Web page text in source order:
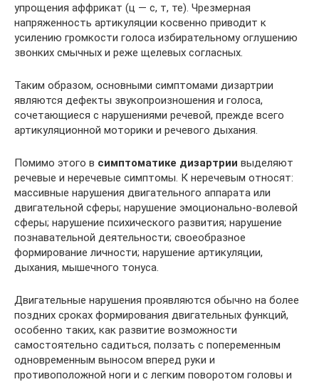
упрощения аффрикат (ц — с, т, те). Чрезмерная
напряженность артикуляции косвенно приводит к
усилению громкости голоса избирательному оглушению
звонких смычных и реже щелевых согласных.
Таким образом, основными симптомами дизартрии
являются дефекты звукопроизношения и голоса,
сочетающиеся с нарушениями речевой, прежде всего
артикуляционной моторики и речевого дыхания.
Помимо этого в симптоматике дизартрии выделяют
речевые и неречевые симптомы. К неречевым относят:
массивные нарушения двигательного аппарата или
двигательной сферы; нарушение эмоционально-волевой
сферы; нарушение психического развития; нарушение
познавательной деятельности; своеобразное
формирование личности; нарушение артикуляции,
дыхания, мышечного тонуса.
Двигательные нарушения проявляются обычно на более
поздних сроках формирования двигательных функций,
особенно таких, как развитие возможности
самостоятельно садиться, ползать с попеременным
одновременным выносом вперед руки и
противоположной ноги и с легким поворотом головы и